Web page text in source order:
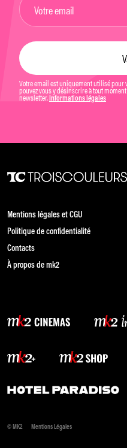
Votre email est uniquement utilisé pour
pouvez vous y désinscrire à tout
newsletter. Informations légales
Mentions légales et CGU
Politique de confidentialité
Contacts
À propos de mk2
© MK2 Mentions Légales